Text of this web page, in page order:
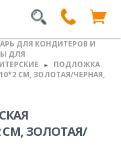
ДЛЯ КОНДИТЕРОВ И
ДЛЯ
►
ПОДЛОЖКА
СМ, ЗОЛОТАЯ/ЧЕРНАЯ,
СМ, ЗОЛОТАЯ/